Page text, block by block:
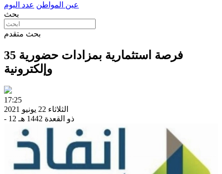
عين المواطن عدد اليوم
بحث
بحث متقدم
35 فرصة استثمارية بمزادات حضورية
وإلكترونية
17:25
الثلاثاء 22 يونيو 2021
- 12 ذو القعدة 1442 هـ